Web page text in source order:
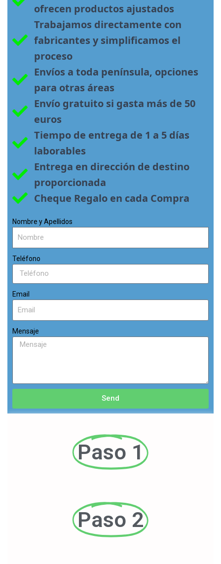
ofrecen productos ajustados
Trabajamos directamente con
fabricantes y simplificamos el
proceso
Envíos a toda península, opciones
para otras áreas
Envío gratuito si gasta más de 50
euros
Tiempo de entrega de 1 a 5 días
laborables
Entrega en dirección de destino
proporcionada
Cheque Regalo en cada Compra
Nombre y Apellidos
Teléfono
Email
Mensaje
Send
Paso 1
Paso 2